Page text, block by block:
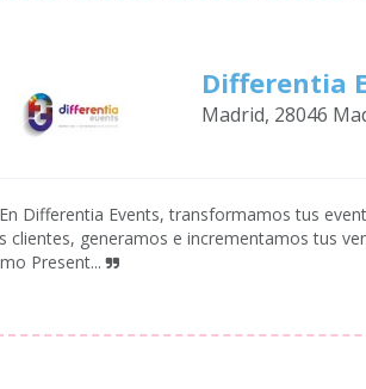
Differentia
Madrid, 28046
En Differentia Events, transformamos tus
clientes, generamos e incrementamos tus
Present...